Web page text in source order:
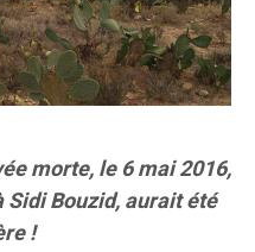
morte, le 6 mai 2016,
Bouzid, aurait été
!